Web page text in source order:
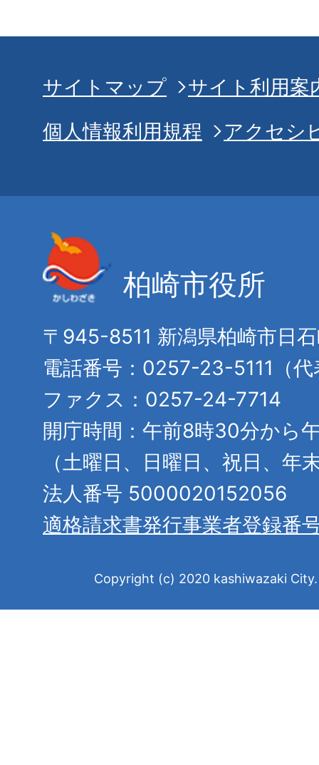
サイトマップ
サイト利用案
個人情報利用規程
アクセシ
柏崎市役所
〒945-8511 新潟県柏崎市日
電話番号：0257-23-5111（代
ファクス：0257-24-7714
開庁時間：午前8時30分から
（土曜日、日曜日、祝日、年
法人番号 5000020152056
適格請求書発行事業者登録番
Copyright (c) 2020 kashiwazaki